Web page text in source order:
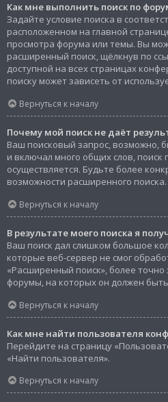
Как мне выполнить поиск по
Задайте условие поиска в
расположенном на главной
просмотра форума или темы. Вы
расширенный поиск, щёлкнув по
доступной на всех страницах
поиску может зависеть от
Вернуться к началу
Почему мой поиск не даёт
Ваш поисковый запрос, возможно,
и включал много общих слов, поиск
осуществляется. Будьте более
возможности расширенного поиска.
Вернуться к началу
В результате моего поиска я
Ваш поиск дал слишком большое
которые веб-сервер не смог
«Расширенный поиск», более точно
форумы, на которых он должен
Вернуться к началу
Как мне найти пользователя
Перейдите на страницу
«Найти пользователя».
Вернуться к началу